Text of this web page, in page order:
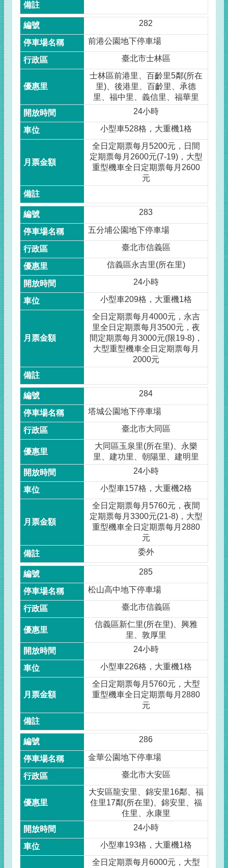
282
前港公園地下停車場
臺北市士林區
士林區前港里、百齡里5鄰(所在
里)、後港里、百齡里、承德
里、福中里、義信里、福華里
24小時
小型車528格，大重機1格
全日定期票每月5200元，日間
定期票每月2600元(7-19)，大型
重型機車全日定期票每月2600
元
283
五分埔公園地下停車場
臺北市信義區
信義區永吉里(所在里)
24小時
小型車209格，大重機1格
全日定期票每月4000元，永吉
里全日定期票每月3500元，夜
間定期票每月3000元(限19-8)，
大型重型機車全日定期票每月
2000元
284
塔城公園地下停車場
臺北市大同區
大同區玉泉里(所在里)、永樂
里、建功里、朝陽里、建明里
24小時
小型車157格，大重機2格
全日定期票每月5760元，夜間
定期票每月3300元(21-8)，大型
重型機車全日定期票每月2880
元
委外
285
松山高中地下停車場
臺北市信義區
信義區新仁里(所在里)、興雅
里、敦厚里
24小時
小型車226格，大重機1格
全日定期票每月5760元，大型
重型機車全日定期票每月2880
元
286
金華公園地下停車場
臺北市大安區
大安區龍安里、錦安里16鄰、福
住里17鄰(所在里)、錦安里、福
住里、永康里
24小時
小型車193格，大重機1格
全日定期票每月6000元，大型